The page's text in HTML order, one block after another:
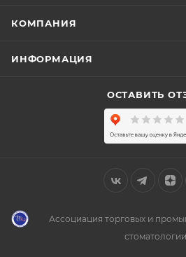
КОМПАНИЯ
ИНФОРМАЦИЯ
ОСТАВИТЬ
Ассоциация торговых и
стоматологии.